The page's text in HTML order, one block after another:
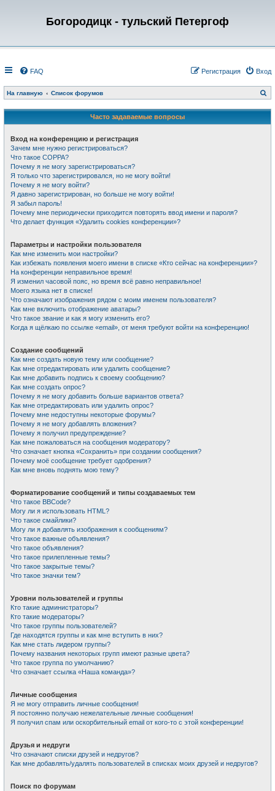
Богородицк - тульский Петергоф
FAQ Вход
Регистрация
На главную Список форумов
о
с
Часто задаваемые вопросы
Вход на конференцию и регистрация
Зачем мне нужно регистрироваться?
Что такое COPPA?
Почему я не могу зарегистрироваться?
Я только что зарегистрировался, но не могу войти!
Почему я не могу войти?
Я давно зарегистрирован, но больше не могу войти!
Я забыл пароль!
Почему мне периодически приходится повторять ввод имени и пароля?
Что делает функция «Удалить cookies конференции»?
Параметры и настройки пользователя
Как мне изменить мои настройки?
Как избежать появления моего имени в списке «Кто сейчас на конференции»?
На конференции неправильное время!
Я изменил часовой пояс, но время всё равно неправильное!
Моего языка нет в списке!
Что означают изображения рядом с моим именем пользователя?
Как мне включить отображение аватары?
Что такое звание и как я могу изменить его?
Когда я щёлкаю по ссылке «email», от меня требуют войти на конференцию!
Создание сообщений
Как мне создать новую тему или сообщение?
Как мне отредактировать или удалить сообщение?
Как мне добавить подпись к своему сообщению?
Как мне создать опрос?
Почему я не могу добавить больше вариантов ответа?
Как мне отредактировать или удалить опрос?
Почему мне недоступны некоторые форумы?
Почему я не могу добавлять вложения?
Почему я получил предупреждение?
Как мне пожаловаться на сообщения модератору?
Что означает кнопка «Сохранить» при создании сообщения?
Почему моё сообщение требует одобрения?
Как мне вновь поднять мою тему?
Форматирование сообщений и типы создаваемых тем
Что такое BBCode?
Могу ли я использовать HTML?
Что такое смайлики?
Могу ли я добавлять изображения к сообщениям?
Что такое важные объявления?
Что такое объявления?
Что такое прилепленные темы?
Что такое закрытые темы?
Что такое значки тем?
Уровни пользователей и группы
Кто такие администраторы?
Кто такие модераторы?
Что такое группы пользователей?
Где находятся группы и как мне вступить в них?
Как мне стать лидером группы?
Почему названия некоторых групп имеют разные цвета?
Что такое группа по умолчанию?
Что означает ссылка «Наша команда»?
Личные сообщения
Я не могу отправить личные сообщения!
Я постоянно получаю нежелательные личные сообщения!
Я получил спам или оскорбительный email от кого-то с этой конференции!
Друзья и недруги
Что означают списки друзей и недругов?
Как мне добавлять/удалять пользователей в списках моих друзей и недругов?
Поиск по форумам